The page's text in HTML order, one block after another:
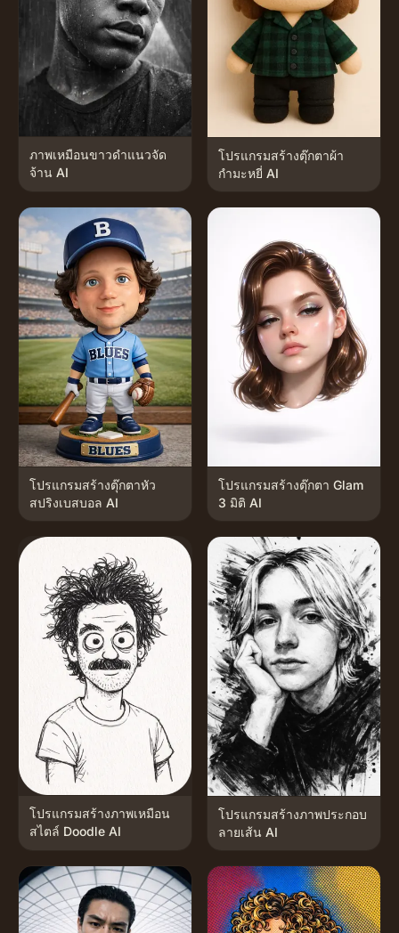
ภาพเหมือนขาวดำแนวจัด
จ้าน AI
โปรแกรมสร้างตุ๊กตาผ้า
กำมะหยี่ AI
โปรแกรมสร้างตุ๊กตาหัว
สปริงเบสบอล AI
โปรแกรมสร้างตุ๊กตา Glam
3 มิติ AI
โปรแกรมสร้างภาพเหมือน
สไตล์ Doodle AI
โปรแกรมสร้างภาพประกอบ
ลายเส้น AI